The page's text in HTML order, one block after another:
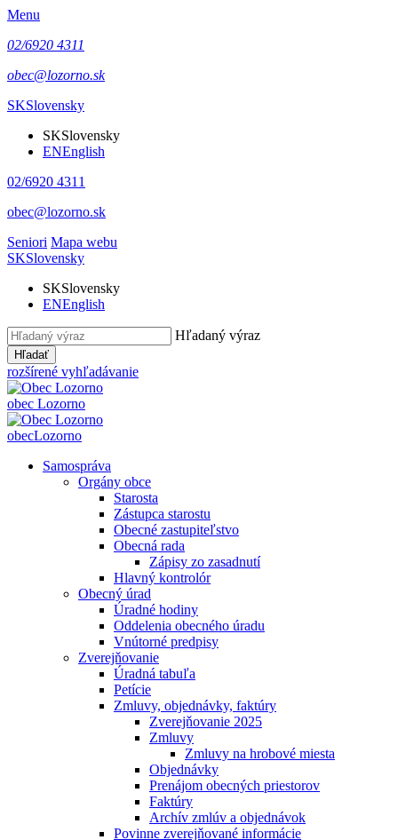
Menu
02/6920 4311
obec@lozorno.sk
SKSlovensky
SKSlovensky
ENEnglish
02/6920 4311
obec@lozorno.sk
Seniori Mapa webu
SKSlovensky
SKSlovensky
ENEnglish
Hľadaný výraz
Hľadať
rozšírené vyhľadávanie
obec Lozorno
obecLozorno
Samospráva
Orgány obce
Starosta
Zástupca starostu
Obecné zastupiteľstvo
Obecná rada
Zápisy zo zasadnutí
Hlavný kontrolór
Obecný úrad
Úradné hodiny
Oddelenia obecného úradu
Vnútorné predpisy
Zverejňovanie
Úradná tabuľa
Petície
Zmluvy, objednávky, faktúry
Zverejňovanie 2025
Zmluvy
Zmluvy na hrobové miesta
Objednávky
Prenájom obecných priestorov
Faktúry
Archív zmlúv a objednávok
Povinne zverejňované informácie